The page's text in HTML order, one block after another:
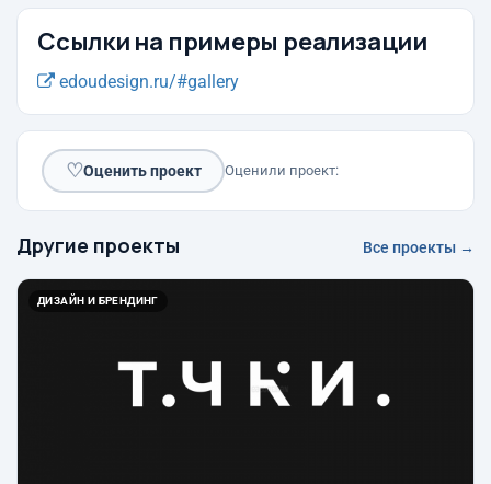
Ссылки на примеры реализации
edoudesign.ru/#gallery
♡Оценить проект Оценили проект:
Другие проекты Все проекты →
ДИЗАЙН И БРЕНДИНГ